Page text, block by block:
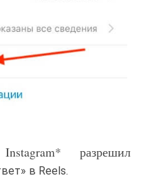
разрешил
в Reels.